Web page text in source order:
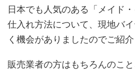
日本でも人気のある「メイド
仕入れ方法について、現地バ
く機会がありましたのでご紹介
販売業者の方はもちろんのこ